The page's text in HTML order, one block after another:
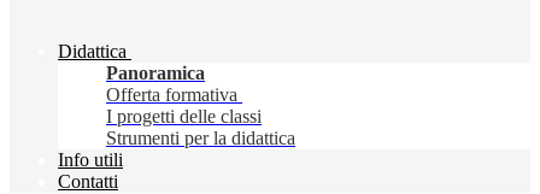
Didattica
Panoramica
Offerta formativa
I progetti delle classi
Strumenti per la didattica
Info utili
Contatti